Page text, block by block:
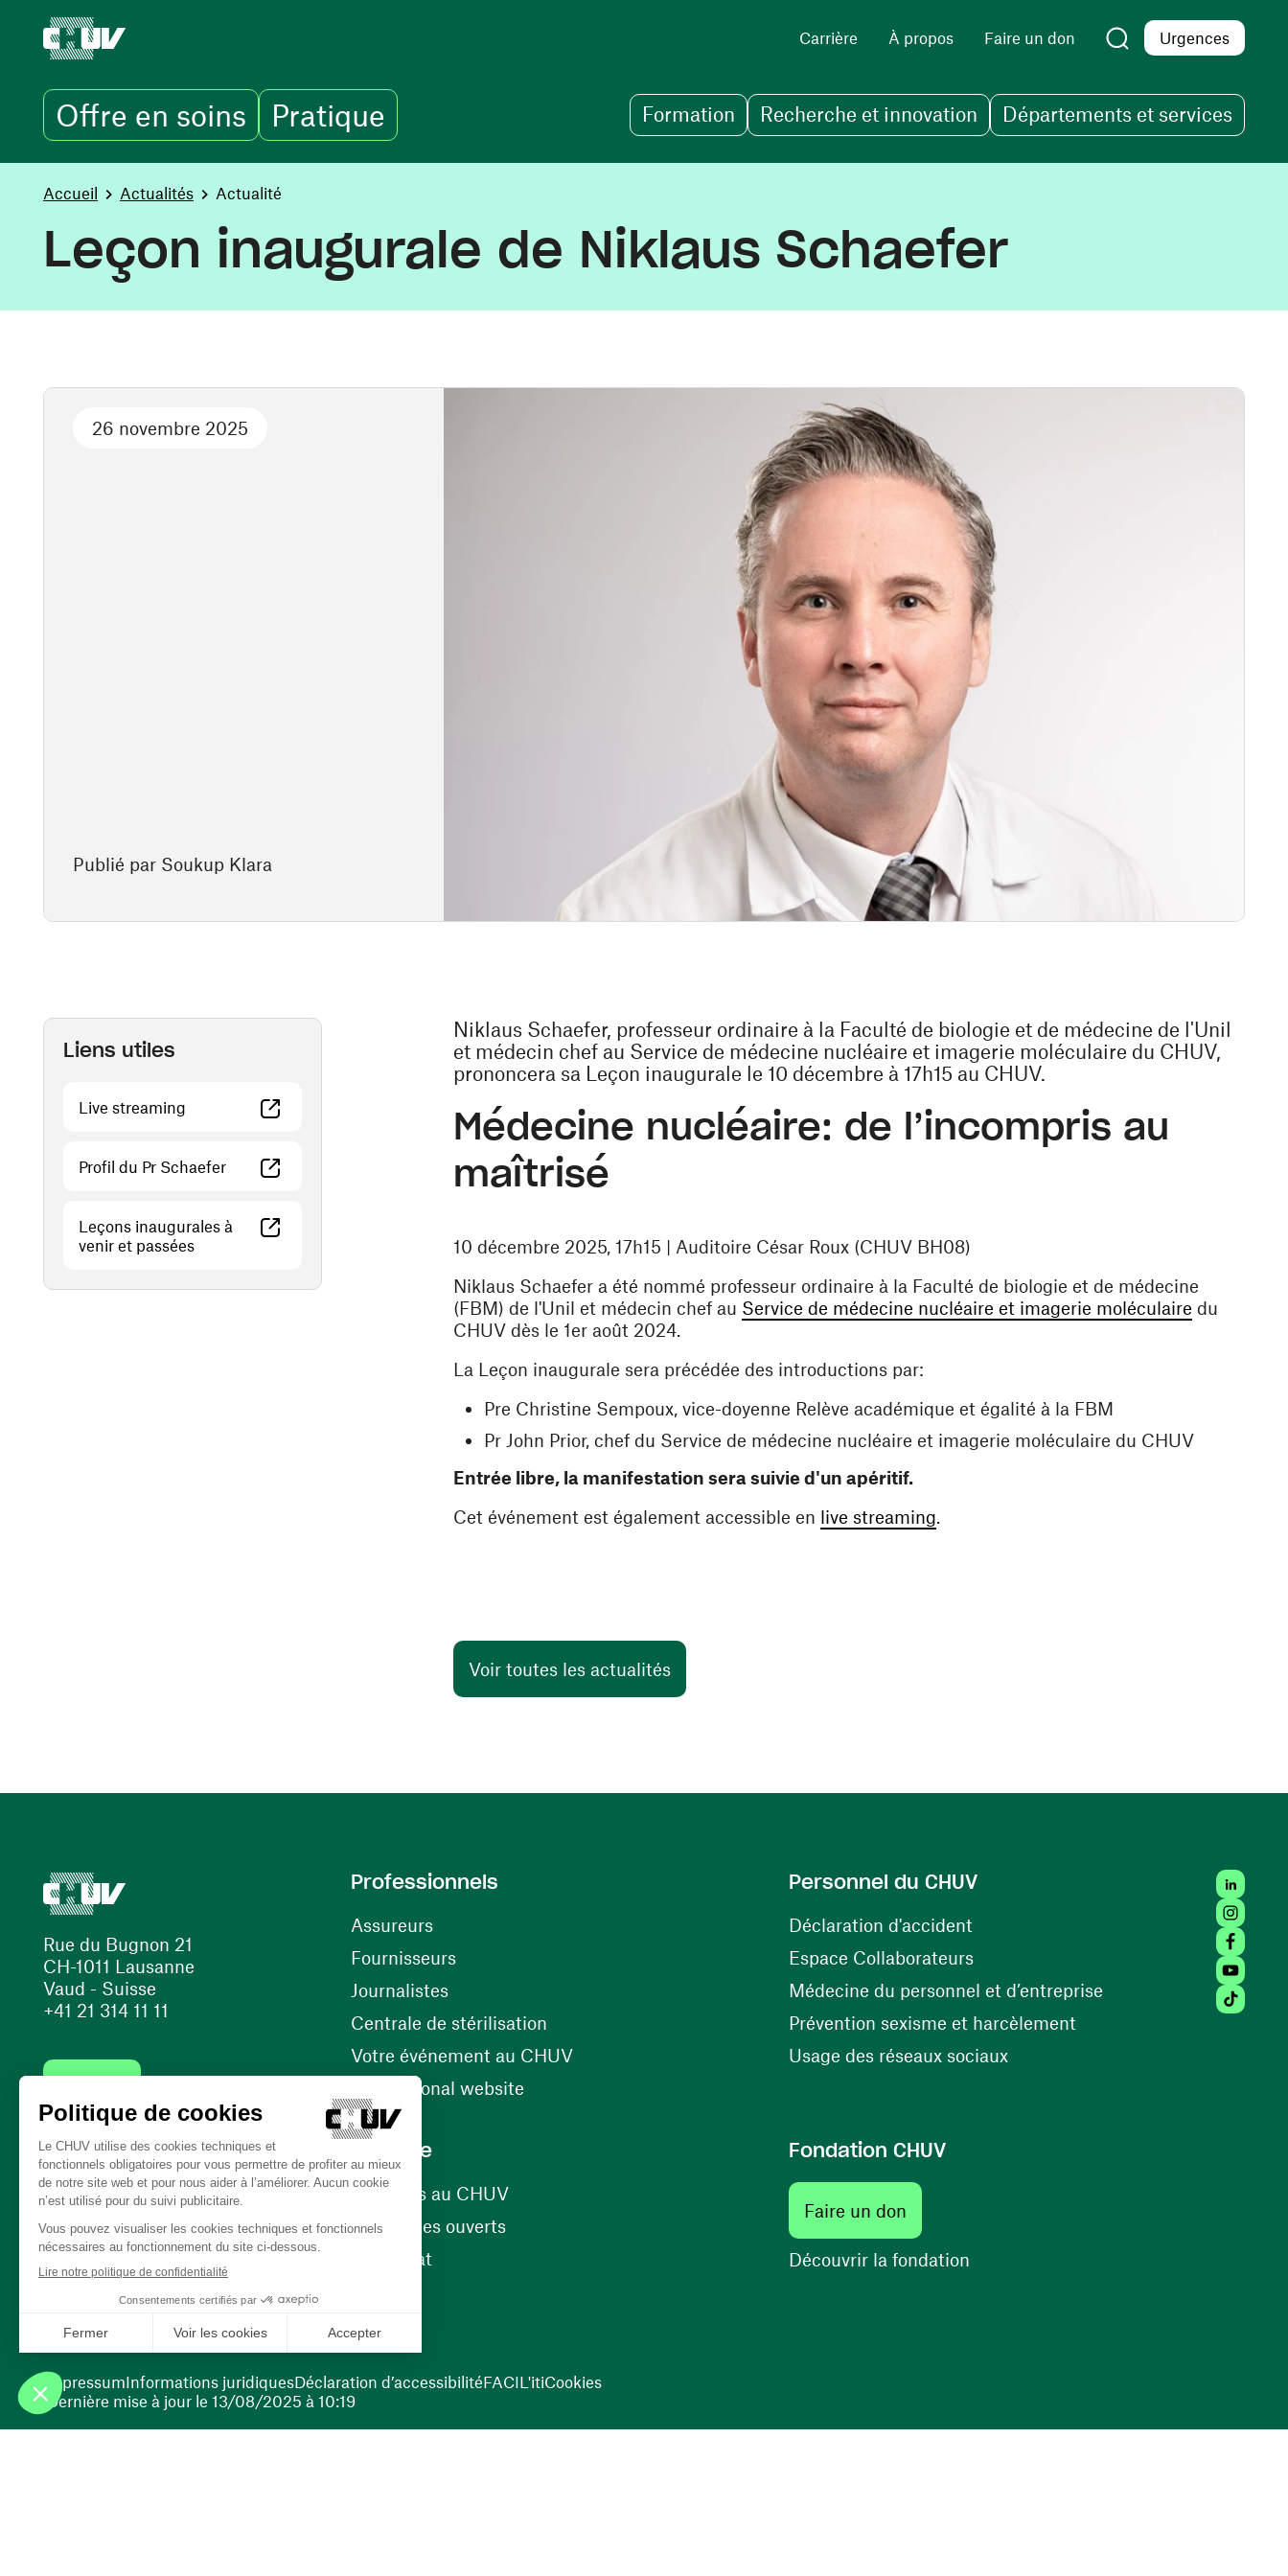
Carrière À propos Faire un don Urgences
Offre en soins Pratique Formation Recherche et innovation Départements et services
You are here:
Accueil Actualités Actualité
Leçon inaugurale de Niklaus Schaefer
Publié par Soukup Klara
26 novembre 2025
Liens utiles
Live streaming (ouvre une nouvelle fenêtre)
Profil du Pr Schaefer(ouvre une nouvelle fenêtre)
Leçons inaugurales à
venir et passées(ouvre une nouvelle fenêtre)
Niklaus Schaefer, professeur ordinaire à la Faculté de biologie et de médecine de l'Unil
et médecin chef au Service de médecine nucléaire et imagerie moléculaire du CHUV,
prononcera sa Leçon inaugurale le 10 décembre à 17h15 au CHUV.
Médecine nucléaire: de l’incompris au
maîtrisé
10 décembre 2025, 17h15 | Auditoire César Roux (CHUV BH08)
Niklaus Schaefer a été nommé professeur ordinaire à la Faculté de biologie et de médecine
(FBM) de l'Unil et médecin chef au Service de médecine nucléaire et imagerie moléculaire (ouvre une
du
CHUV dès le 1er août 2024.
La Leçon inaugurale sera précédée des introductions par:
Pre Christine Sempoux, vice-doyenne Relève académique et égalité à la FBM
Pr John Prior, chef du Service de médecine nucléaire et imagerie moléculaire du CHUV
Entrée libre, la manifestation sera suivie d'un apéritif.
Cet événement est également accessible en live streaming.
Voir toutes les actualités
Rue du Bugnon 21
CH-1011 Lausanne
Vaud - Suisse
+41 21 314 11 11
(ouvre une nouvelle fenêtre)
(ouvre une nouvelle fenêtre)
Professionnels
Assureurs
Fournisseurs(ouvre une nouvelle fenêtre)
Journalistes
Centrale de stérilisation
Votre événement au CHUV(ouvre une nouvelle fenêtre)
International website
Personnel du CHUV
Déclaration d'accident(ouvre une nouvelle fenêtre)
Espace Collaborateurs(ouvre une nouvelle fenêtre)
Médecine du personnel et d’entreprise(ouvre une nouvelle
Prévention sexisme et harcèlement(ouvre une nouvelle
Usage des réseaux sociaux(ouvre une nouvelle fenêtre)
Carrière
Carrières au CHUV(ouvre une nouvelle fenêtre)
Nos postes ouverts(ouvre une nouvelle fenêtre)
Bénévolat
Fondation CHUV
Faire un don(ouvre une nouvelle fenêtre)
Découvrir la fondation(ouvre une nouvelle fenêtre)
Tiktok
Dernière mise à jour le 13/08/2025 à 10:19
ImpressumInformations juridiquesDéclaration d’accessibilitéFACIL'itiCookies